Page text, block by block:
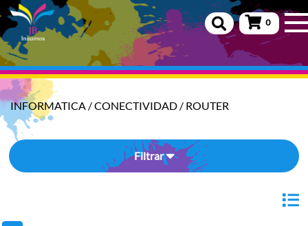
0
INFORMATICA /CONECTIVIDAD / ROUTER
Filtrar